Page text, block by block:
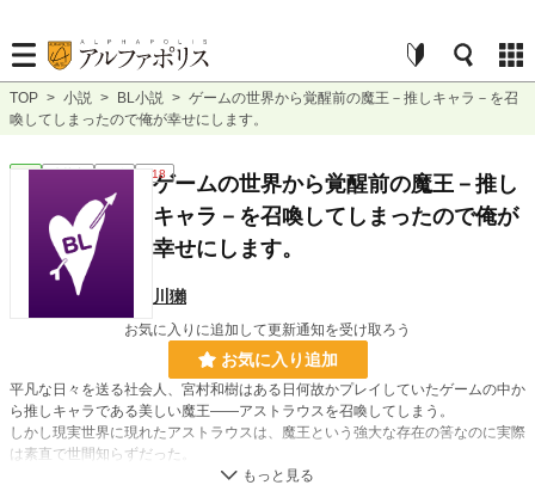
TOP > 小説 > BL小説 > ゲームの世界から覚醒前の魔王－推しキャラ－を召
喚してしまったので俺が幸せにします。
BL 連載中 長編 R18
ゲームの世界から覚醒前の魔王－推し
キャラ－を召喚してしまったので俺が
幸せにします。
川獺
お気に入りに追加して更新通知を受け取ろう
お気に入り追加
平凡な日々を送る社会人、宮村和樹はある日何故かプレイしていたゲームの中か
ら推しキャラである美しい魔王――アストラウスを召喚してしまう。
しかし現実世界に現れたアストラウスは、魔王という強大な存在の筈なのに実際
は素直で世間知らずだった。
ゲームでは正義と悪の葛藤に苦しみ覚醒して破滅の運命を辿る魔王――そんな彼